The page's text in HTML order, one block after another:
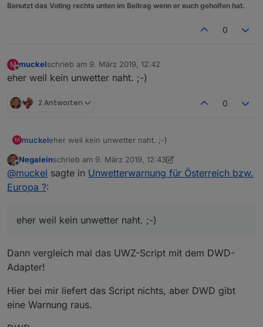
Benutzt das Voting rechts unten im Beitrag wenn er euch geholfen hat.
0
M
Offline
muckelschrieb am 9. März 2019, 12:42
zuletzt editiert von
eher weil kein unwetter naht. ;-)
2 Antworten 0
M muckeleher weil kein unwetter naht. ;-)
Offline
Negaleinschrieb am 9. März 2019, 12:43
zuletzt editiert von Negalein 3. Sept. 2019, 13:45
@muckel sagte in Unwetterwarnung für Österreich bzw.
Europa ?:
eher weil kein unwetter naht. ;-)
Dann vergleich mal das UWZ-Script mit dem DWD-
Adapter!
Hier bei mir liefert das Script nichts, aber DWD gibt
eine Warnung raus.